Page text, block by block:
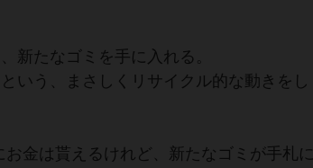
新たなゴミを手に入れる。
いう、まさしくリサイクル的な動きをし
金は貰えるけれど、新たなゴミが手札に